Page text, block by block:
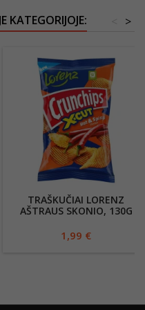
KATEGORIJOJE: >
TRAŠKUČIAI LORENZ
AŠTRAUS SKONIO, 130G
1,99 €